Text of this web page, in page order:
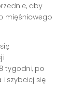
aby
mięśniowego
tygodni, po
szybciej się